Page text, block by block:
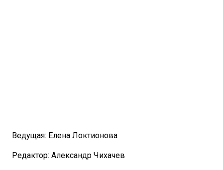
Ведущая: Елена Локтионова
Редактор: Александр Чихачев